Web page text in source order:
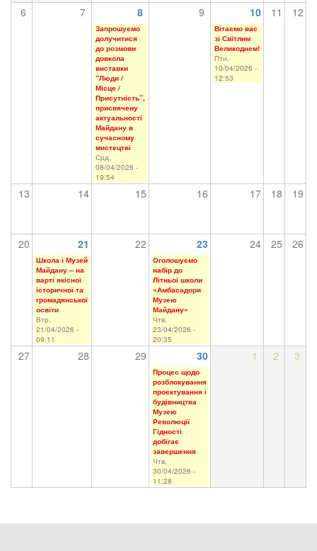
6 7 8 9 10 11 12
Запрошуємо
долучитися
до розмови
довкола
виставки
“Люди /
Місце /
Присутність”,
присвячену
актуальності
Майдану в
сучасному
мистецтві
Срд,
08/04/2026 -
19:54
Вітаємо вас
зі Світлим
Великоднем!
Птн,
10/04/2026 -
12:53
13 14 15 16 17 18 19
20 21 22 23 24 25 26
Школа і Музей
Майдану – на
варті якісної
історичної та
громадянської
освіти
Втр,
21/04/2026 -
09:11
Оголошуємо
набір до
Літньої школи
«Амбасадори
Музею
Майдану»
Чтв,
23/04/2026 -
20:35
27 28 29 30 1 2 3
Процес щодо
розблокування
проєктування і
будівництва
Музею
Революції
Гідності
добігає
завершення
Чтв,
30/04/2026 -
11:28